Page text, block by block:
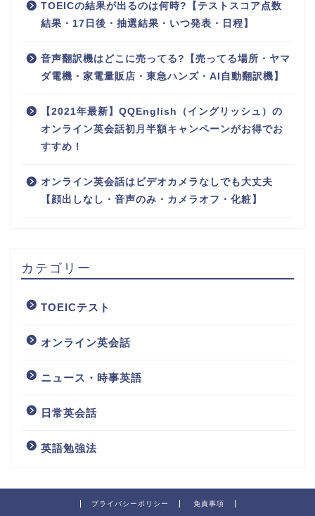
TOEICの結果が出るのは何時?【テストスコア点数
結果・17日後・抽選結果・いつ発表・日程】
音声翻訳機はどこに売ってる?【売ってる場所・ヤマ
ダ電機・家電量販店・東急ハンズ・AI自動翻訳機】
【2021年最新】QQEnglish（イングリッシュ）の
オンライン英会話初月半額キャンペーンがお得でお
すすめ！
オンライン英会話はビデオカメラなしでも大丈夫
【顔出しなし・音声のみ・カメラオフ・化粧】
カテゴリー
TOEICテスト
オンライン英会話
ニュース・時事英語
日常英会話
英語勉強法
プライバシーポリシー 免責事項